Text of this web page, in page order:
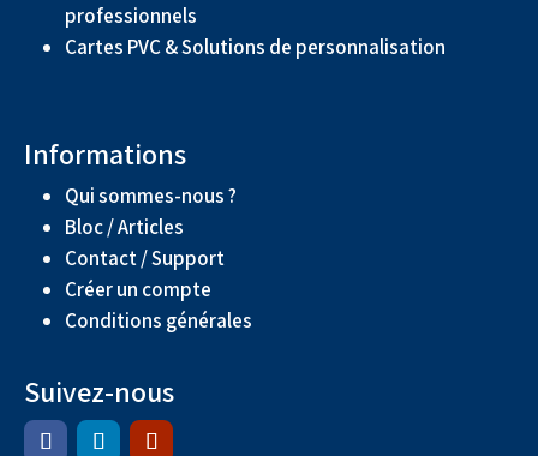
professionnels
Cartes PVC & Solutions de personnalisation
Informations
Qui sommes-nous ?
Bloc / Articles
Contact / Support
Créer un compte
Conditions générales
Suivez-nous